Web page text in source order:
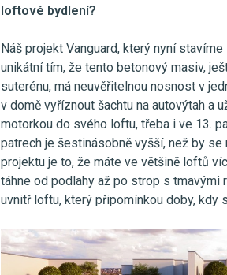
loftové bydlení?
Náš projekt Vanguard, který nyní
unikátní tím, že tento betonový masiv,
suterénu, má neuvěřitelnou nosnost v
v domě vyříznout šachtu na autovýtah a
motorkou do svého loftu, třeba i ve 13.
patrech je šestinásobně vyšší, než by se
projektu je to, že máte ve většině loftů
táhne od podlahy až po strop s tmavými
uvnitř loftu, který připomínkou doby, kdy